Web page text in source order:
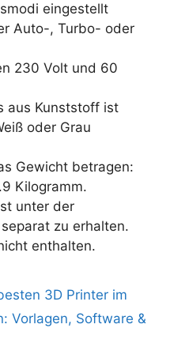
eingestellt
Auto-, Turbo- oder
230 Volt und 60
aus Kunststoff ist
oder Grau
Gewicht betragen:
Kilogramm.
unter der
zu erhalten.
enthalten.
3D Printer im
Vorlagen, Software &